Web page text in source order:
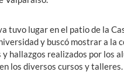
tuvo lugar en el patio de la
y buscó mostrar a la
hallazgos realizados por los
los diversos cursos y talleres.